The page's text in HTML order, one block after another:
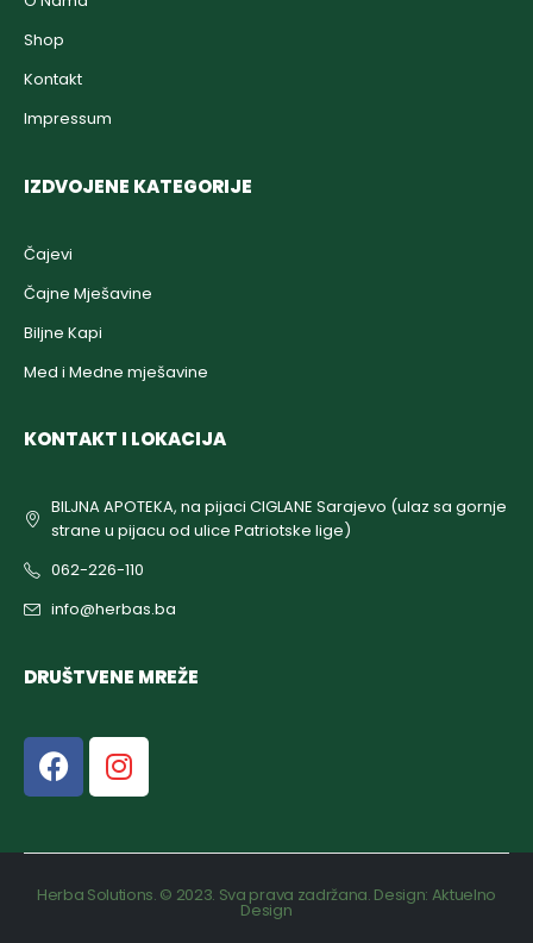
Shop
Kontakt
Impressum
IZDVOJENE KATEGORIJE
Čajevi
Čajne Mješavine
Biljne Kapi
Med i Medne mješavine
KONTAKT I LOKACIJA
BILJNA APOTEKA, na pijaci CIGLANE Sarajevo (ulaz sa gornje
strane u pijacu od ulice Patriotske lige)
062-226-110
info@herbas.ba
DRUŠTVENE MREŽE
Herba Solutions. © 2023. Sva prava zadržana. Design: Aktuelno
Design